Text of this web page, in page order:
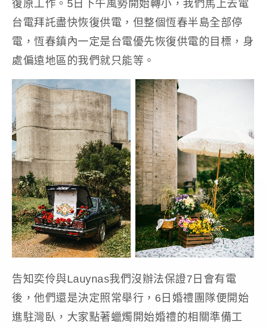
復原工作。5日下午風勢開始轉小，我們馬上去電
台電拜託盡快恢復供電，但整個恆春半島全部停
電，恆春鎮內一定是台電優先恢復供電的目標，身
處偏遠地區的我們就只能等。
告知奕伶與Lauynas我們沒辦法保證7日會有電
後，他們還是決定照常舉行，6日婚禮團隊便開始
進駐灣臥，大家點著蠟燭開始婚禮的相關準備工